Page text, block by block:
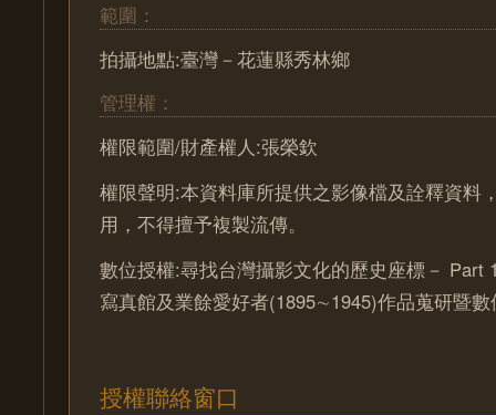
範圍：
拍攝地點:臺灣－花蓮縣秀林鄉
管理權：
權限範圍/財產權人:張榮欽
權限聲明:本資料庫所提供之影像檔及詮釋資料
用，不得擅予複製流傳。
數位授權:尋找台灣攝影文化的歷史座標－ Part
寫真館及業餘愛好者(1895∼1945)作品蒐研暨
授權聯絡窗口